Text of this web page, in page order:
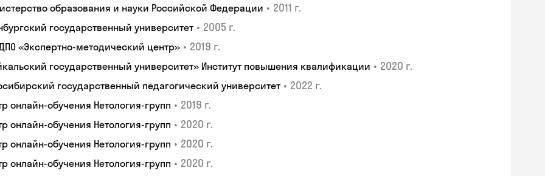
образования и науки Российской Федерации • 2011 г.
государственный университет • 2005 г.
«Экспертно-методический центр» • 2019 г.
государственный университет» Институт повышения квалификации • 2020 г.
государственный педагогический университет • 2022 г.
онлайн-обучения Нетология-групп • 2019 г.
онлайн-обучения Нетология-групп • 2020 г.
онлайн-обучения Нетология-групп • 2020 г.
онлайн-обучения Нетология-групп • 2020 г.